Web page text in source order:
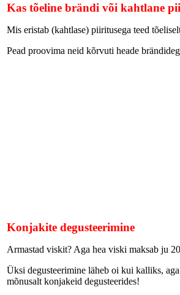
Kas tõeline brändi või kahtlane
Mis eristab (kahtlase) piiritusega teed
Pead proovima neid kõrvuti heade
Konjakite degusteerimine
Armastad viskit? Aga hea viski maksab ju
Üksi degusteerimine läheb oi kui kalliks,
mõnusalt konjakeid degusteerides!